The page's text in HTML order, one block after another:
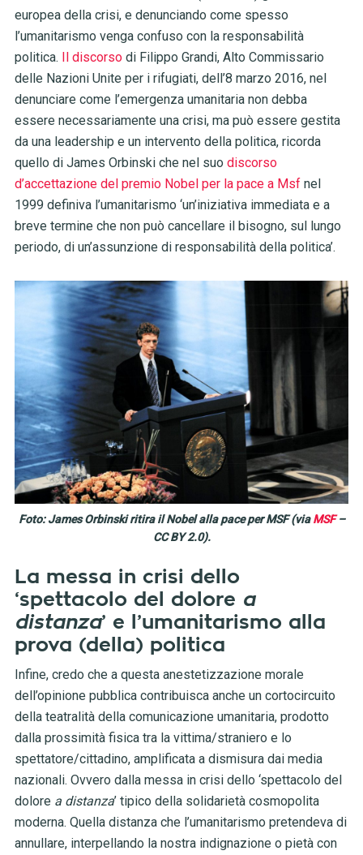
europea della crisi, e denunciando come spesso
l’umanitarismo venga confuso con la responsabilità
politica.
Il discorsodi Filippo Grandi, Alto Commissario
delle Nazioni Unite per i rifugiati, dell’8 marzo 2016, nel
denunciare come l’emergenza umanitaria non debba
essere necessariamente una crisi, ma può essere gestita
da una leadership e un intervento della politica, ricorda
quello di James Orbinski che nel suo discorso
d’accettazione del premio Nobel per la pace a Msf nel
1999 definiva l’umanitarismo ‘un’iniziativa immediata e a
breve termine che non può cancellare il bisogno, sul lungo
periodo, di un’assunzione di responsabilità della politica’.
Foto: James Orbinski ritira il Nobel alla pace per MSF (viaMSF–
CC BY 2.0).
La messa in crisi dello
‘spettacolo del dolore a
distanza’ e l’umanitarismo alla
prova (della) politica
Infine, credo che a questa anestetizzazione morale
dell’opinione pubblica contribuisca anche un cortocircuito
della teatralità della comunicazione umanitaria, prodotto
dalla prossimità fisica tra la vittima/straniero e lo
spettatore/cittadino, amplificata a dismisura dai media
nazionali. Ovvero dalla messa in crisi dello ‘spettacolo del
dolore a distanza’ tipico della solidarietà cosmopolita
moderna. Quella distanza che l’umanitarismo pretendeva di
annullare, interpellando la nostra indignazione o pietà con